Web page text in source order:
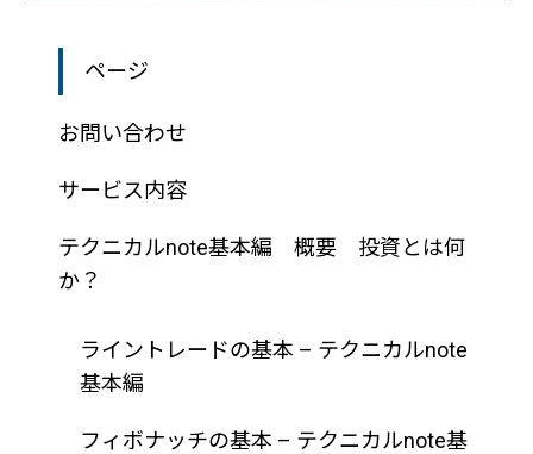
ページ
お問い合わせ
サービス内容
テクニカルnote基本編 概要 投資とは何
か？
ライントレードの基本 – テクニカルnote
基本編
フィボナッチの基本 – テクニカルnote基